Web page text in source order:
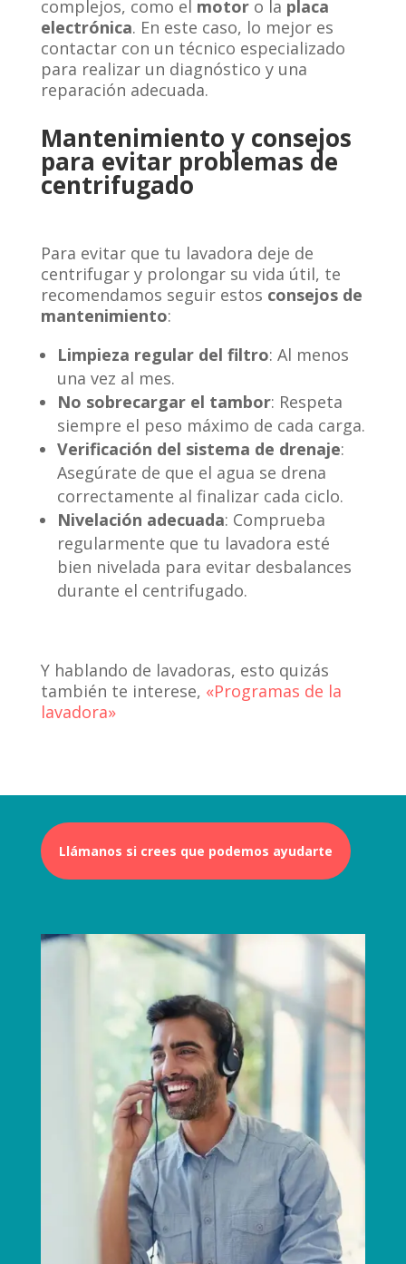
complejos, como el motoro la placa
electrónica. En este caso, lo mejor es
contactar con un técnico especializado
para realizar un diagnóstico y una
reparación adecuada.
Mantenimiento y consejos
para evitar problemas de
centrifugado
Para evitar que tu lavadora deje de
centrifugar y prolongar su vida útil, te
recomendamos seguir estos consejos de
mantenimiento:
Limpieza regular del filtro: Al menos
una vez al mes.
No sobrecargar el tambor: Respeta
siempre el peso máximo de cada carga.
Verificación del sistema de drenaje:
Asegúrate de que el agua se drena
correctamente al finalizar cada ciclo.
Nivelación adecuada: Comprueba
regularmente que tu lavadora esté
bien nivelada para evitar desbalances
durante el centrifugado.
Y hablando de lavadoras, esto quizás
también te interese, «Programas de la
lavadora»
Llámanos si crees que podemos ayudarte